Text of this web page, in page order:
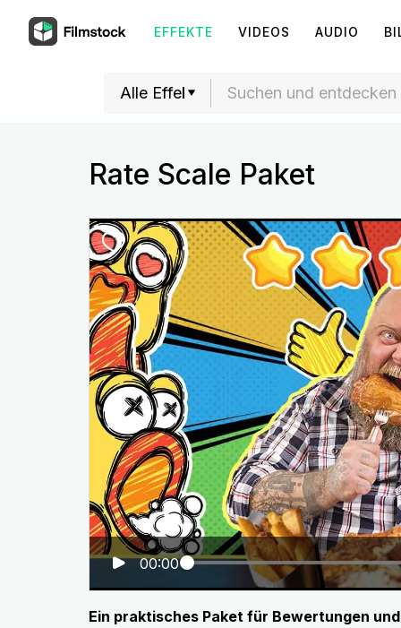
EFFEKTE VIDEOS AUDIO
Rate Scale Paket
00:00
Ein praktisches Paket für Bewertungen